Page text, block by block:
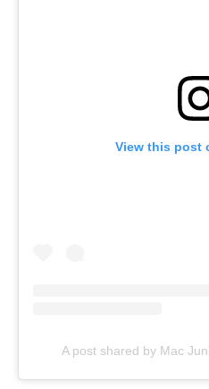
View this post
A post shared by Mac